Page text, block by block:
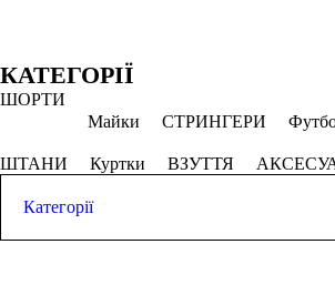
Обрано
40
СКАСОВУВАТИ ВСЕ
КАТЕГОРІЇ
ШОРТИ
Майки
СТРИНГЕРИ
ШТАНИ Куртки ВЗУТТЯ
Категорії